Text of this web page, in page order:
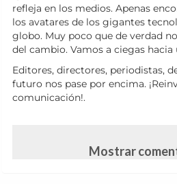
refleja en los medios. Apenas
los avatares de los gigantes
globo. Muy poco que de verdad
del cambio. Vamos a ciegas
Editores, directores, periodistas,
futuro nos pase por encima.
comunicación!.
Mostrar